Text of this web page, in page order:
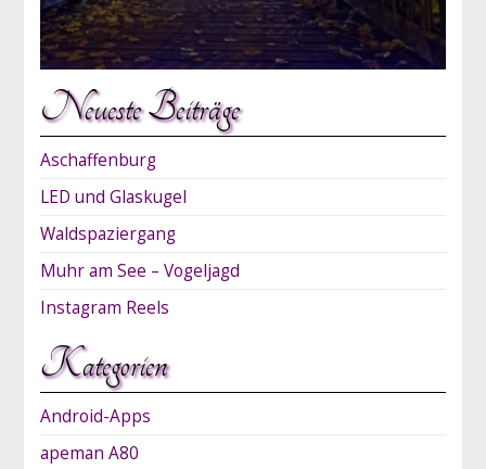
Neueste Beiträge
Aschaffenburg
LED und Glaskugel
Waldspaziergang
Muhr am See – Vogeljagd
Instagram Reels
Kategorien
Android-Apps
apeman A80